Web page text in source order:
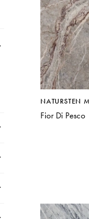
NATURSTEN
Fior Di Pesco